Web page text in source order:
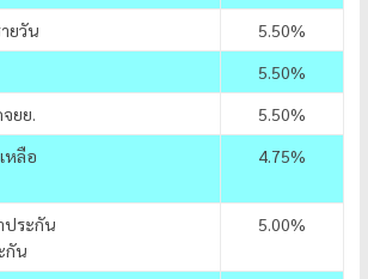
ยวัน
5.50%
5.50%
ยย.
5.50%
หลือ
4.75%
ประกัน
กัน
5.00%